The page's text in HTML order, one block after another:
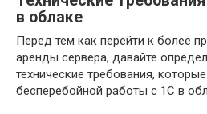
в облаке
Перед тем как перейти к более
аренды сервера, давайте
технические требования,
бесперебойной работы с 1С в